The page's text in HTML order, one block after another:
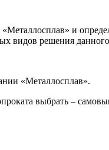
и
видов решения
«Металлосплав».
выбрать –